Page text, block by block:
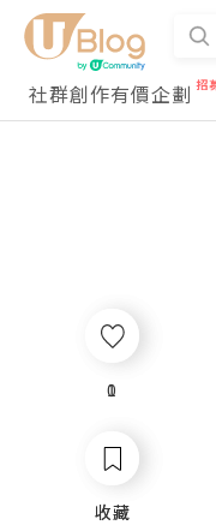
社群創作有價企劃
0
收藏
1
收藏